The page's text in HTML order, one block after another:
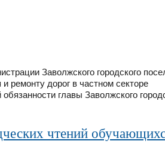
Заволжского городского
ремонту дорог в частном секторе
главы Заволжского
чтений